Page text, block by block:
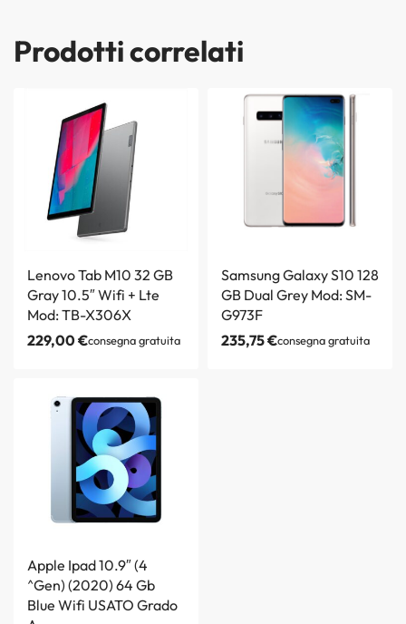
Prodotti correlati
Lenovo Tab M10 32 GB
Gray 10.5″ Wifi + Lte
Mod: TB-X306X
229,00€consegna gratuita
Samsung Galaxy S10 128
GB Dual Grey Mod: SM-
G973F
235,75€consegna gratuita
Apple Ipad 10.9″ (4
^Gen) (2020) 64 Gb
Blue Wifi USATO Grado